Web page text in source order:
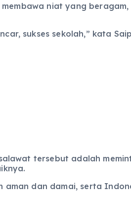
niat yang
sukses sekolah,” kata
tersebut adalah
dan damai, serta